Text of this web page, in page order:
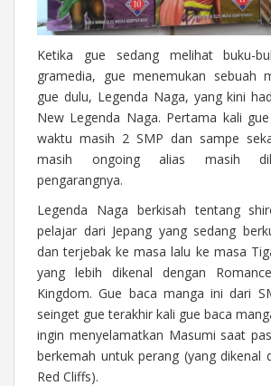
Ketika gue sedang melihat buku-
gramedia, gue menemukan sebuah
gue dulu, Legenda Naga, yang kini
New Legenda Naga. Pertama kali
waktu masih 2 SMP dan sampe
masih ongoing alias masih
pengarangnya.
Legenda Naga berkisah tentang
pelajar dari Jepang yang sedang
dan terjebak ke masa lalu ke masa
yang lebih dikenal dengan
Kingdom. Gue baca manga ini dari
seinget gue terakhir kali gue baca
ingin menyelamatkan Masumi saat
berkemah untuk perang (yang dikenal
Red Cliffs).